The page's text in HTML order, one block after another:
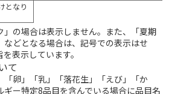
となり
」の場合は表示しません。また、「夏期
などとなる場合は、記号での表示はせ
表示しています。
て
「卵」「乳」「落花生」「えび」「か
ギー特定8品目を含んでいる場合に品目名